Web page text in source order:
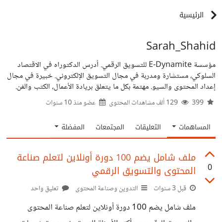
الرئيسية
Sarah_Shahid
مؤسسة E-Dynamite للتسويق الرقمي. أدرس الدكتوراه في الاقتصاد
السلوكي، مستشارة ومدربة في مجال التسويق الإلكتروني. خبيرة في مجال
إعداد المحتوى والسيو. مهتمة بكل ما يتعلق بريادة الأعمال، الكتب والفن.
عضو منذ10 سنوات
المساهمات التعليقات المجتمعات المفضلة
0
ملف شامل يضم 100 دورة أونلاين لتعلم صناعة
المحتوى والتسويق الرقمي
قبل 3 سنوات التدوين وصناعة المحتوى تعليق واحد
ملف شامل يضم 100 دورة أونلاين لتعلم صناعة المحتوى